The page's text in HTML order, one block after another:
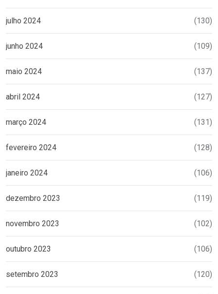
julho 2024 (130)
junho 2024 (109)
maio 2024 (137)
abril 2024 (127)
março 2024 (131)
fevereiro 2024 (128)
janeiro 2024 (106)
dezembro 2023 (119)
novembro 2023 (102)
outubro 2023 (106)
setembro 2023 (120)